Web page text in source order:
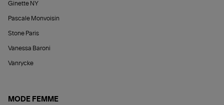
Ginette NY
Pascale Monvoisin
Stone Paris
Vanessa Baroni
Vanrycke
MODE FEMME